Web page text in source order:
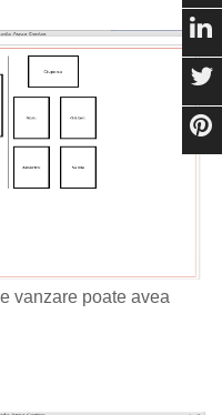
vanzare poate avea